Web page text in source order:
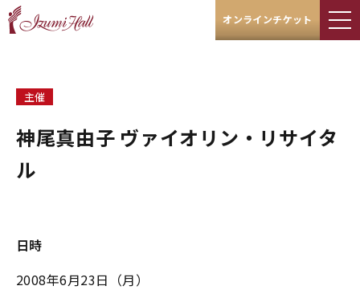
オンラインチケット
主催
神尾真由子 ヴァイオリン・リサイタ
ル
日時
2008年6月23日（月）